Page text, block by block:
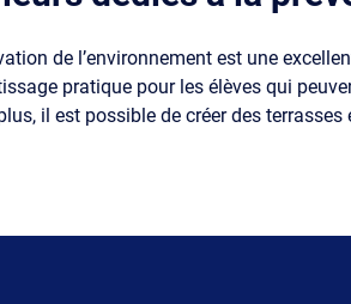
de l’environnement est une
pratique pour les élèves qui
il est possible de créer des